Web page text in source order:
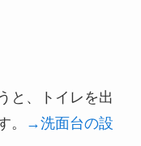
と、
トイレを出
。
→洗面台の設